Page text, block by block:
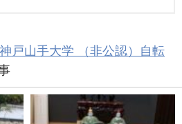
神戸山手大学 （非公認）自転